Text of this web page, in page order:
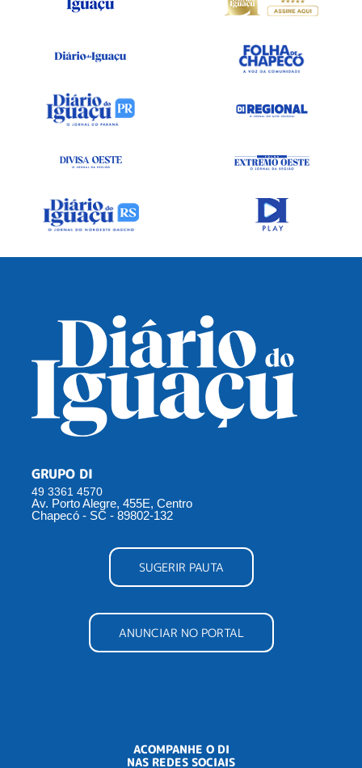
GRUPO DI
49 3361 4570
Av. Porto Alegre, 455E, Centro
Chapecó - SC - 89802-132
SUGERIR PAUTA
ANUNCIAR NO PORTAL
ACOMPANHE O DI
NAS REDES SOCIAIS